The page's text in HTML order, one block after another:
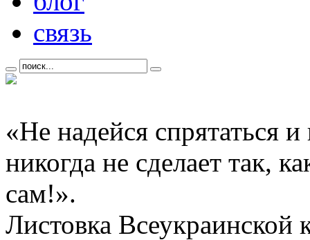
связь
«Не надейся спрятаться
никогда не сделает так,
сам!».
Листовка Всеукраинской